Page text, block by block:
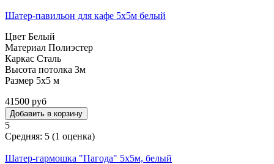
Шатер-павильон для кафе 5х5м белый
Цвет Белый
Материал Полиэстер
Каркас Сталь
Высота потолка 3м
Размер 5x5 м
41500 руб
5
Средняя: 5 (1 оценка)
Шатер-гармошка "Пагода" 5х5м, белый